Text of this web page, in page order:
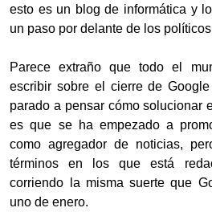
esto es un blog de informática y
un paso por delante de los
Parece extraño que todo el
escribir sobre el cierre de
parado a pensar cómo solucionar
es que se ha empezado a
como agregador de noticias,
términos en los que está
corriendo la misma suerte que
uno de enero.